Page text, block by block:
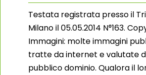
Testata registrata presso il
Milano il 05.05.2014 N°163.
Immagini: molte immagini
tratte da internet e valutate
pubblico dominio. Qualora il